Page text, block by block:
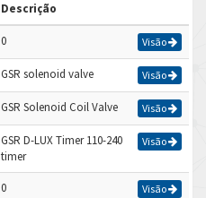
Descrição
0 Visão
GSR solenoid valve Visão
GSR Solenoid Coil Valve Visão
GSR D-LUX Timer 110-240
timer
Visão
0 Visão